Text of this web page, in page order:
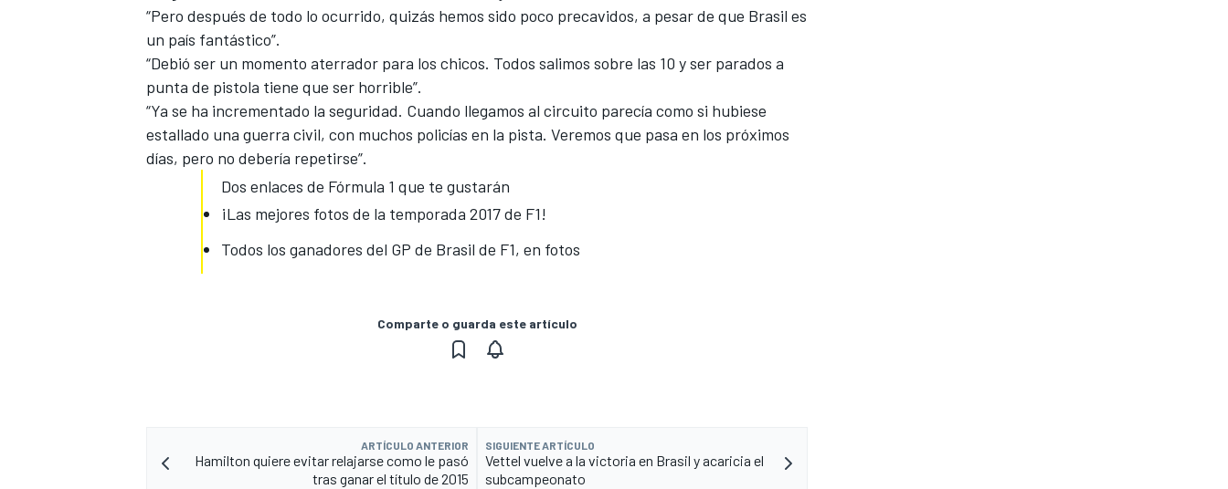
“Pero después de todo lo ocurrido, quizás hemos sido poco precavidos, a pesar de que Brasil es
un país fantástico”.
“Debió ser un momento aterrador para los chicos. Todos salimos sobre las 10 y ser parados a
punta de pistola tiene que ser horrible”.
“Ya se ha incrementado la seguridad. Cuando llegamos al circuito parecía como si hubiese
estallado una guerra civil, con muchos policías en la pista. Veremos que pasa en los próximos
días, pero no debería repetirse”.
Dos enlaces de Fórmula 1 que te gustarán
¡Las mejores fotos de la temporada 2017 de F1!
Todos los ganadores del GP de Brasil de F1, en fotos
Comparte o guarda este artículo
ARTÍCULO ANTERIOR
Hamilton quiere evitar relajarse como le pasó
tras ganar el título de 2015
SIGUIENTE ARTÍCULO
Vettel vuelve a la victoria en Brasil y acaricia el
subcampeonato